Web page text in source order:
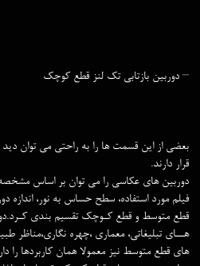
– دورﺑﻴﻦ ﺑﺎزﺗﺎﺑﯽ ﺗﮏ ﻟﻨﺰ قطع کوچک
ﺑﻌﻀﯽ از اﻳﻦ ﻗﺴﻤﺖ ﻫﺎ را ﺑﻪ راﺣﺘﯽ ﻣﯽ ﺗﻮان
ﻗﺮار دارﻧﺪ.
دورﺑﻴﻦ ﻫﺎی ﻋﮑﺎﺳﯽ را ﻣﯽ ﺗﻮان ﺑﺮ اﺳﺎس
ﻓﻴﻠﻢ ﻣﻮرد اﺳﺘﻔﺎده، ﺳﻄﺢ ﺣﺴﺎس ﺑﻪ ﻧﻮر، اﻧﺪازه
ﻗﻄﻊ ﻣﺘﻮﺳﻂ و ﻗﻄﻊ ﮐـﻮﭼﮏ ﺗﻘﺴﻴﻢ ﺑﻨﺪی
ﻫــﺎی ﺗﺒﻠﻴﻐﺎﺗﯽ، ﻣﻌﻤﺎری ،ﭼﻬﺮه ﻧﮕﺎری،ﻣﻨﺎﻇﺮ
ﻫﺎی ﻗﻄﻊ ﻣﺘﻮﺳﻂ ﻧﻴﺰ ﻣﻌﻤﻮﻻ همان کاربردها را